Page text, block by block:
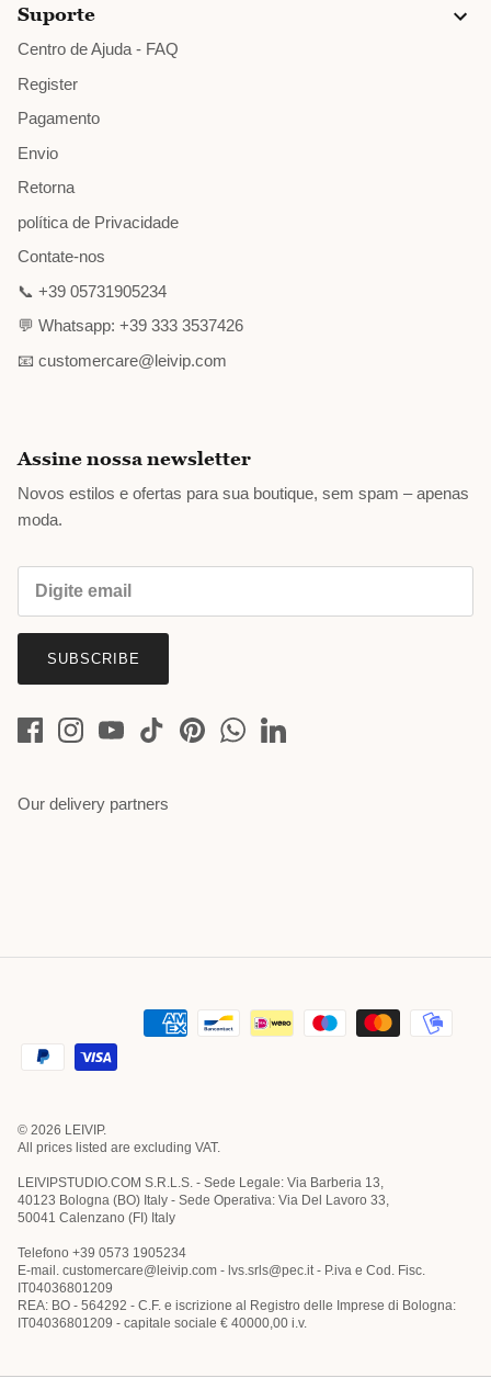
Suporte
Centro de Ajuda - FAQ
Register
Pagamento
Envio
Retorna
política de Privacidade
Contate-nos
📞 +39 05731905234
💬 Whatsapp: +39 333 3537426
📧 customercare@leivip.com
Assine nossa newsletter
Novos estilos e ofertas para sua boutique, sem spam – apenas
moda.
SUBSCRIBE
Our delivery partners
© 2026 LEIVIP.
All prices listed are excluding VAT.
LEIVIPSTUDIO.COM S.R.L.S. - Sede Legale: Via Barberia 13,
40123 Bologna (BO) Italy - Sede Operativa: Via Del Lavoro 33,
50041 Calenzano (FI) Italy
Telefono +39 0573 1905234
E-mail. customercare@leivip.com - lvs.srls@pec.it - P.iva e Cod. Fisc.
IT04036801209
REA: BO - 564292 - C.F. e iscrizione al Registro delle Imprese di Bologna:
IT04036801209 - capitale sociale € 40000,00 i.v.